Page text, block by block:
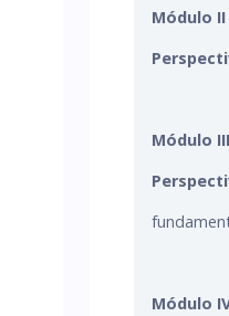
Módulo II
Módulo III
Módulo